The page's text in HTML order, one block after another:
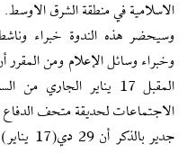
الاسلامية في منطقة الشرق الاوسط.
وسيحضر هذه الندوة خبراء
وخبراء وسائل الإعلام ومن
المقبل 17 يناير
الاجتماعات لحديقة متحف الدفاع
جدير